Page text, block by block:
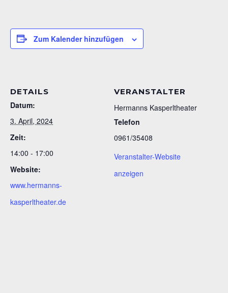
Zum Kalender hinzufügen
DETAILS
Datum:
3. April, 2024
Zeit:
14:00 - 17:00
Website:
www.hermanns-
kasperltheater.de
VERANSTALTER
Hermanns Kasperltheater
Telefon
0961/35408
Veranstalter-Website
anzeigen